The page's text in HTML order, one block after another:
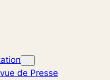
de Presse